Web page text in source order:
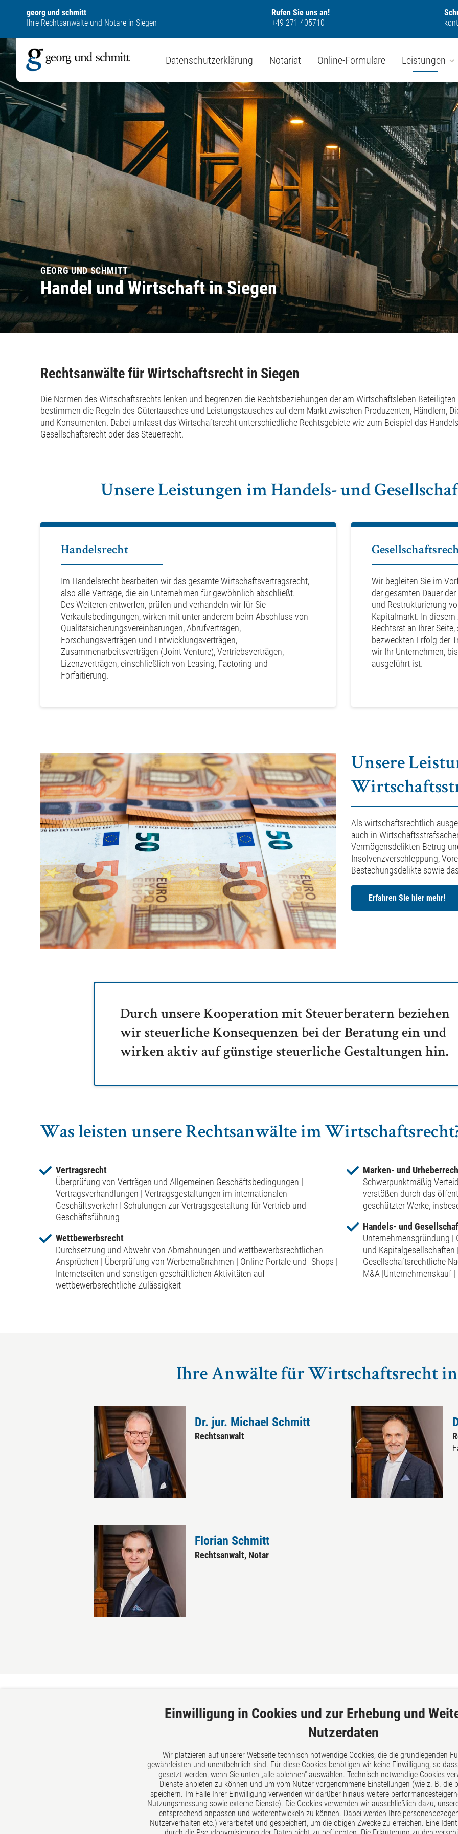
georg und schmitt
Ihre Rechtsanwälte und Notare in Siegen
Rufen Sie uns an!
+49 271 405710
Datenschutzerklärung Notariat Online-Formulare Leistungen
GEORG UND SCHMITT
Handel und Wirtschaft in Siegen
Rechtsanwälte für Wirtschaftsrecht in Siegen
Die Normen des Wirtschaftsrechts lenken und begrenzen die Rechtsbeziehungen der am Wirtschaftsleben Beteiligten
bestimmen die Regeln des Gütertausches und Leistungstausches auf dem Markt zwischen Produzenten, Händlern,
und Konsumenten. Dabei umfasst das Wirtschaftsrecht unterschiedliche Rechtsgebiete wie zum Beispiel das
Gesellschaftsrecht oder das Steuerrecht.
Unsere Leistungen im Handels- und
Handelsrecht
Im Handelsrecht bearbeiten wir das gesamte Wirtschaftsvertragsrecht,
also alle Verträge, die ein Unternehmen für gewöhnlich abschließt.
Des Weiteren entwerfen, prüfen und verhandeln wir für Sie
Verkaufsbedingungen, wirken mit unter anderem beim Abschluss von
Qualitätsicherungsvereinbarungen, Abrufverträgen,
Forschungsverträgen und Entwicklungsverträgen,
Zusammenarbeitsverträgen (Joint Venture), Vertriebsverträgen,
Lizenzverträgen, einschließlich von Leasing, Factoring und
Forfaitierung.
Wir begleiten Sie im
der gesamten Dauer
und Restrukturierung
Kapitalmarkt. In
Rechtsrat an Ihrer
bezweckten Erfolg der
wir Ihr Unternehmen,
ausgeführt ist.
Unsere
Als wirtschaftsrechtlich
auch in
Vermögensdelikten Betrug
Insolvenzverschleppung,
Bestechungsdelikte sowie
Erfahren Sie hier mehr!
Durch unsere Kooperation mit Steuerberatern beziehen
wir steuerliche Konsequenzen bei der Beratung ein und
wirken aktiv auf günstige steuerliche Gestaltungen hin.
Was leisten unsere Rechtsanwälte im
Vertragsrecht
Überprüfung von Verträgen und Allgemeinen Geschäftsbedingungen |
Vertragsverhandlungen | Vertragsgestaltungen im internationalen
Geschäftsverkehr I Schulungen zur Vertragsgestaltung für Vertrieb und
Geschäftsführung
Wettbewerbsrecht
Durchsetzung und Abwehr von Abmahnungen und wettbewerbsrechtlichen
Ansprüchen | Überprüfung von Werbemaßnahmen | Online-Portale und -Shops |
Internetseiten und sonstigen geschäftlichen Aktivitäten auf
wettbewerbsrechtliche Zulässigkeit
Marken- und
Schwerpunktmäßig
verstößen durch das
geschützter Werke,
Handels- und
Unternehmensgründung |
und
Gesellschaftsrechtliche
M&A |Unternehmenskauf
Ihre Anwälte für Wirtschaftsrecht in
Dr. jur. Michael Schmitt
Rechtsanwalt
Florian Schmitt
Rechtsanwalt, Notar
Über uns
georg und schmitt - Unsere
Rechtsanwälte, Fachanwälte
Notare in Siegen bieten eine
umfassende und praxisnahe
für Ihr rechtliches Anliegen.
Einwilligung in Cookies und zur Erhebung und
Nutzerdaten
Wir platzieren auf unserer Webseite technisch notwendige Cookies, die die grundlegenden
gewährleisten und unentbehrlich sind. Für diese Cookies benötigen wir keine Einwilligung, so
gesetzt werden, wenn Sie unten „alle ablehnen“ auswählen. Technisch notwendige Cookies
Dienste anbieten zu können und um vom Nutzer vorgenommene Einstellungen (wie z. B. die
speichern. Im Falle Ihrer Einwilligung verwenden wir darüber hinaus weitere
Nutzungsmessung sowie externe Dienste). Die Cookies verwenden wir ausschließlich dazu,
entsprechend anpassen und weiterentwickeln zu können. Dabei werden Ihre
Nutzerverhalten etc.) verarbeitet und gespeichert, um die obigen Zwecke zu erreichen. Eine